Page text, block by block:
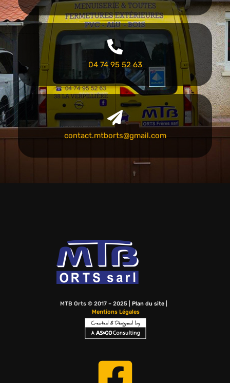
04 74 95 52 63
contact.mtborts@gmail.com
MTB Orts © 2017 – 2025 | Plan du site|
Mentions Légales